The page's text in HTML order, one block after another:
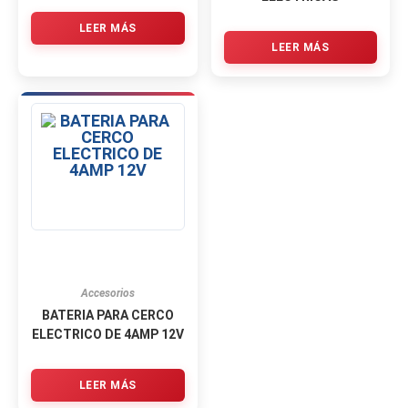
LEER MÁS
LEER MÁS
Accesorios
BATERIA PARA CERCO
ELECTRICO DE 4AMP 12V
LEER MÁS